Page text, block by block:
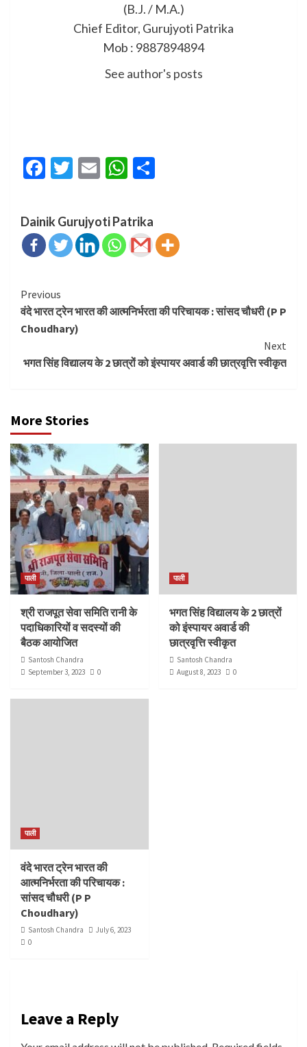
(B.J. / M.A.)
Chief Editor, Gurujyoti Patrika
Mob : 9887894894
See author's posts
Facebook
Twitter
EmailWhatsApp
Dainik Gurujyoti Patrika
Continue
Reading
Previous
वंदे भारत ट्रेन भारत की आत्मनिर्भरता की परिचायक : सांसद चौधरी (P P
Choudhary)
Next
भगत सिंह विद्यालय के 2 छात्रों को इंस्पायर अवार्ड की छात्रवृत्ति स्वीकृत
More Stories
पाली
श्री राजपूत सेवा समिति रानी के
पदाधिकारियों व सदस्यों की
बैठक आयोजित
Santosh Chandra
September 3, 2023
0
पाली
भगत सिंह विद्यालय के 2 छात्रों
को इंस्पायर अवार्ड की
छात्रवृत्ति स्वीकृत
Santosh Chandra
August 8, 2023
0
पाली
वंदे भारत ट्रेन भारत की
आत्मनिर्भरता की परिचायक :
सांसद चौधरी (P P
Choudhary)
Santosh Chandra
July 6, 2023
0
Leave a Reply